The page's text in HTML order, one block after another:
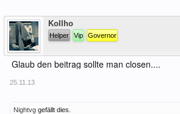
Kollho
Helper Vip Governor
Glaub den beitrag sollte man closen....
25.11.13
Nightvg gefällt dies.